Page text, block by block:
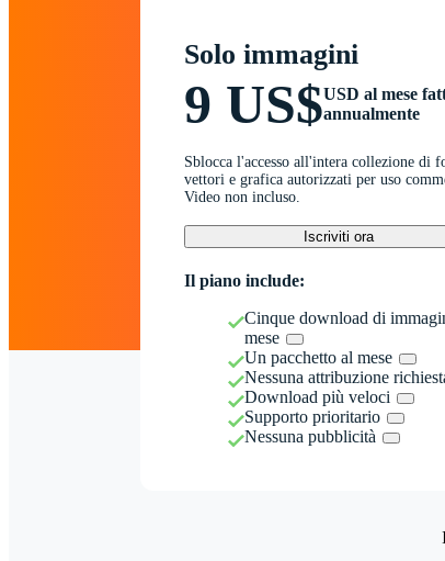
Solo immagini
9 US$USD al mese
annualmente
Sblocca l'accesso all'intera collezione di
vettori e grafica autorizzati per uso
Video non incluso.
Iscriviti ora
Il piano include:
Cinque download di
mese
Un pacchetto al mese
Nessuna attribuzione
Download più veloci
Supporto prioritario
Nessuna pubblicità